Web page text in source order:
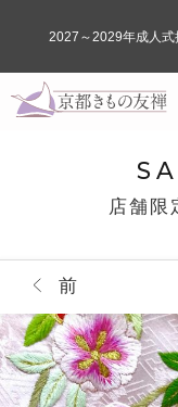
店舗限
前
2027～2029年成人